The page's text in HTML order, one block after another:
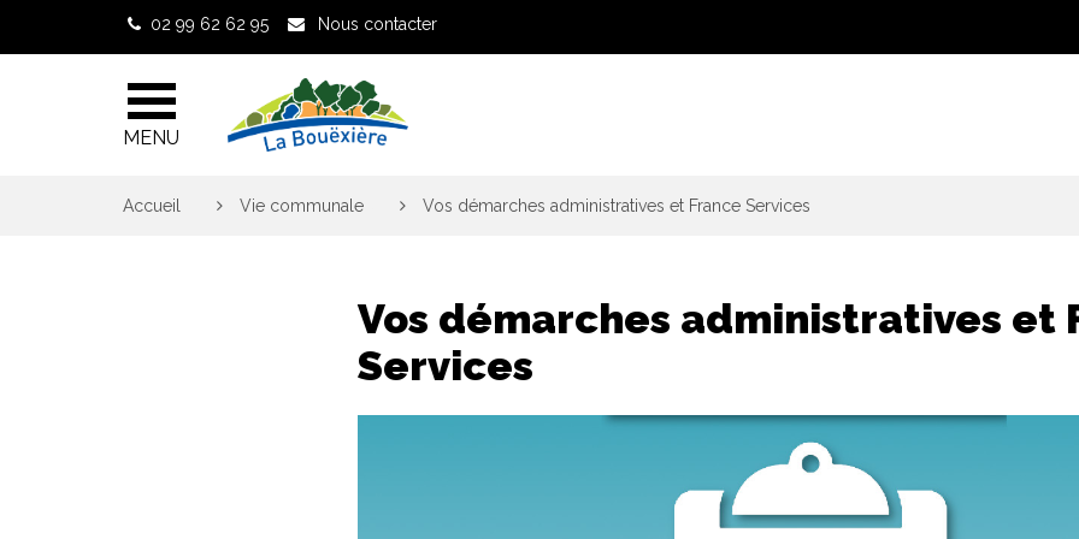
02 99 62 62 95 Nous contacter
MENU
Accueil Vie communale Vos démarches administratives et France Services
Vos démarches administratives et
Services